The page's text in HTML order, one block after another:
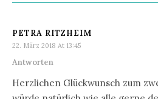
PETRA RITZHEIM
22. März 2018 At 13:45
Antworten
Herzlichen Glückwunsch zum